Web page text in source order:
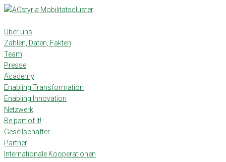
Skip
content
Über uns
Zahlen, Daten, Fakten
Team
Presse
Academy
Enabling Transformation
Enabling Innovation
Netzwerk
Be part of it!
Gesellschafter
Partner
Internationale Kooperationen